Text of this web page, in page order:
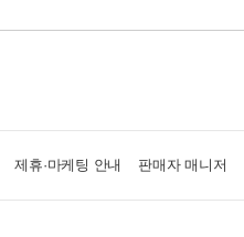
제휴·마케팅 안내 판매자 매니저